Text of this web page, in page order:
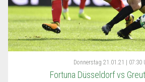
Donnerstag 21.01.21 | 07:30
Fortuna Düsseldorf vs